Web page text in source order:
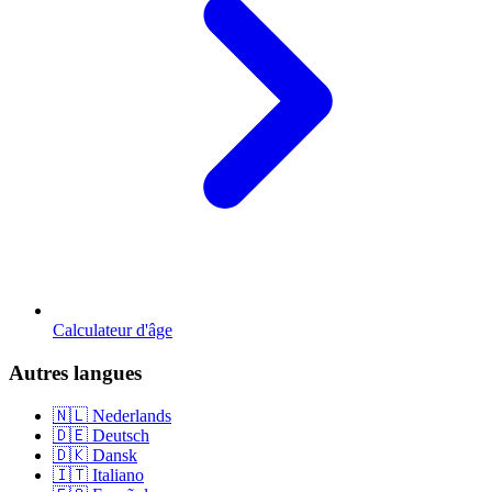
Calculateur d'âge
Autres langues
🇳🇱 Nederlands
🇩🇪 Deutsch
🇩🇰 Dansk
🇮🇹 Italiano